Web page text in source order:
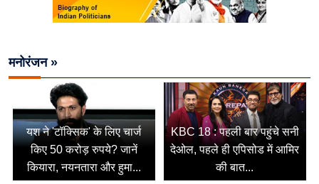
मनोरंजन »
यश ने 'टॉक्सिक' के लिए चार्ज
किए 50 करोड़ रुपये? जानें
कियारा, नयनतारा और हुमा...
KBC 18 : पहली बार पहुंचे सनी
देओल, पहले ही एपिसोड में आमिर
की बात...